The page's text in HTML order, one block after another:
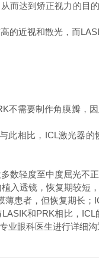
达到矫正视力的目
近视和散光，而
需要制作角膜瓣，
相比，ICL激光器的
轻度至中度屈光不正
透镜，恢复期较短，
者，但恢复期长；
和PRK相比，
眼科医生进行详细沟